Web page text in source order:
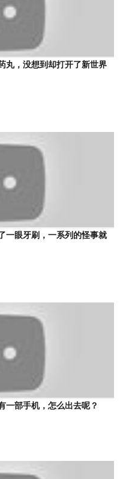
丸，没想到却打开了新世界
一眼牙刷，一系列的怪事就
一部手机，怎么出去呢？